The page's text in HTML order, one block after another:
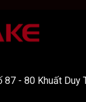
87 - 80 Khuất Duy